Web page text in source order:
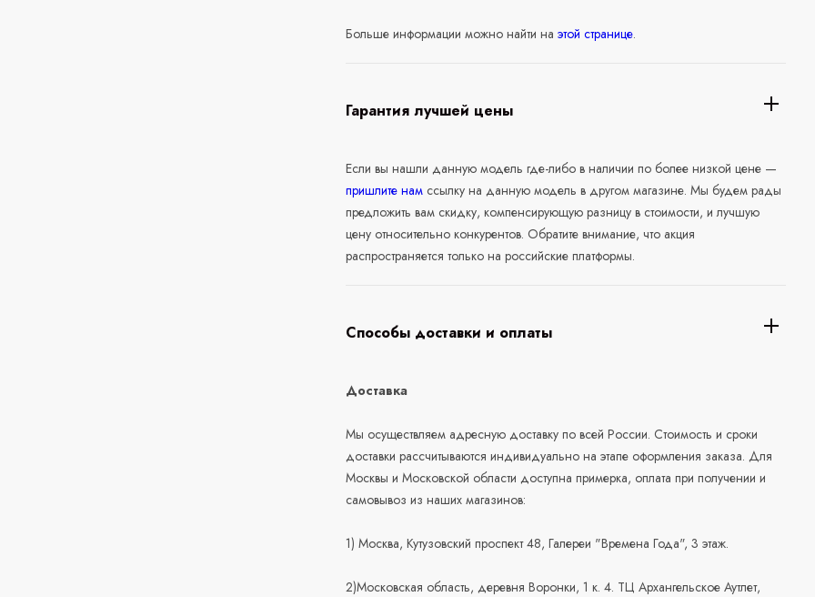
Больше информации можно найти наэтой странице.
Гарантия лучшей цены
Если вы нашли данную модель где-либо в наличии по более низкой цене —
пришлите нам ссылку на данную модель в другом магазине. Мы будем рады
предложить вам скидку, компенсирующую разницу в стоимости, и лучшую
цену относительно конкурентов. Обратите внимание, что акция
распространяется только на российские платформы.
Способы доставки и оплаты
Доставка
Мы осуществляем адресную доставку по всей России. Стоимость и сроки
доставки рассчитываются индивидуально на этапе оформления заказа. Для
Москвы и Московской области доступна примерка, оплата при получении и
самовывоз из наших магазинов:
1) Москва, Кутузовский проспект 48, Галереи "Времена Года", 3 этаж.
2)Московская область, деревня Воронки, 1 к. 4. ТЦ Архангельское Аутлет,